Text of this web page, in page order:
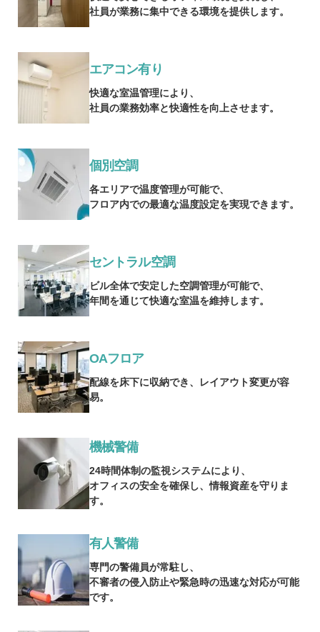
社員が業務に集中できる環境を提供します。
エアコン有り
快適な室温管理により、
社員の業務効率と快適性を向上させます。
個別空調
各エリアで温度管理が可能で、
フロア内での最適な温度設定を実現できます。
セントラル空調
ビル全体で安定した空調管理が可能で、
年間を通じて快適な室温を維持します。
OAフロア
配線を床下に収納でき、レイアウト変更が容
易。
機械警備
24時間体制の監視システムにより、
オフィスの安全を確保し、情報資産を守りま
す。
有人警備
専門の警備員が常駐し、
不審者の侵入防止や緊急時の迅速な対応が可能
です。